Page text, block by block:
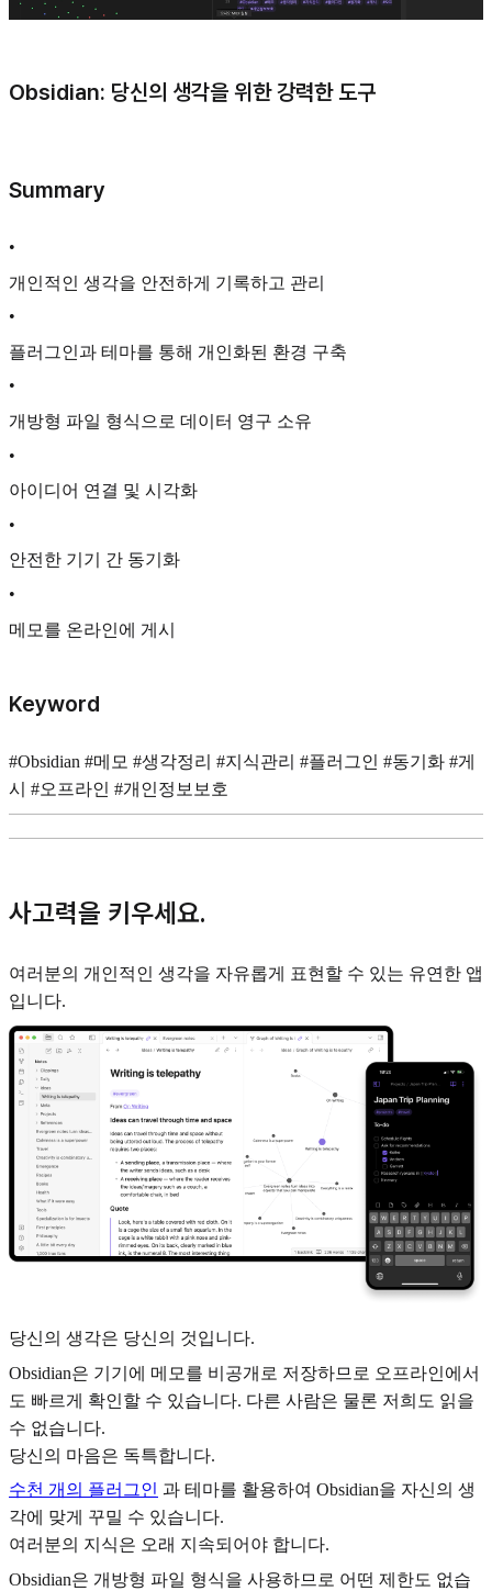
Obsidian: 당신의 생각을 위한 강력한 도구
Summary
•
개인적인 생각을 안전하게 기록하고 관리
•
플러그인과 테마를 통해 개인화된 환경 구축
•
개방형 파일 형식으로 데이터 영구 소유
•
아이디어 연결 및 시각화
•
안전한 기기 간 동기화
•
메모를 온라인에 게시
Keyword
#Obsidian #메모 #생각정리 #지식관리 #플러그인 #동기화 #게
시 #오프라인 #개인정보보호
사고력을 키우세요.
여러분의 개인적인 생각을 자유롭게 표현할 수 있는 유연한 앱
입니다.
당신의 생각은 당신의 것입니다.
Obsidian은 기기에 메모를 비공개로 저장하므로 오프라인에서
도 빠르게 확인할 수 있습니다. 다른 사람은 물론 저희도 읽을
수 없습니다.
당신의 마음은 독특합니다.
수천 개의 플러그인 과 테마를 활용하여 Obsidian을 자신의 생
각에 맞게 꾸밀 수 있습니다.
여러분의 지식은 오래 지속되어야 합니다.
Obsidian은 개방형 파일 형식을 사용하므로 어떤 제한도 없습